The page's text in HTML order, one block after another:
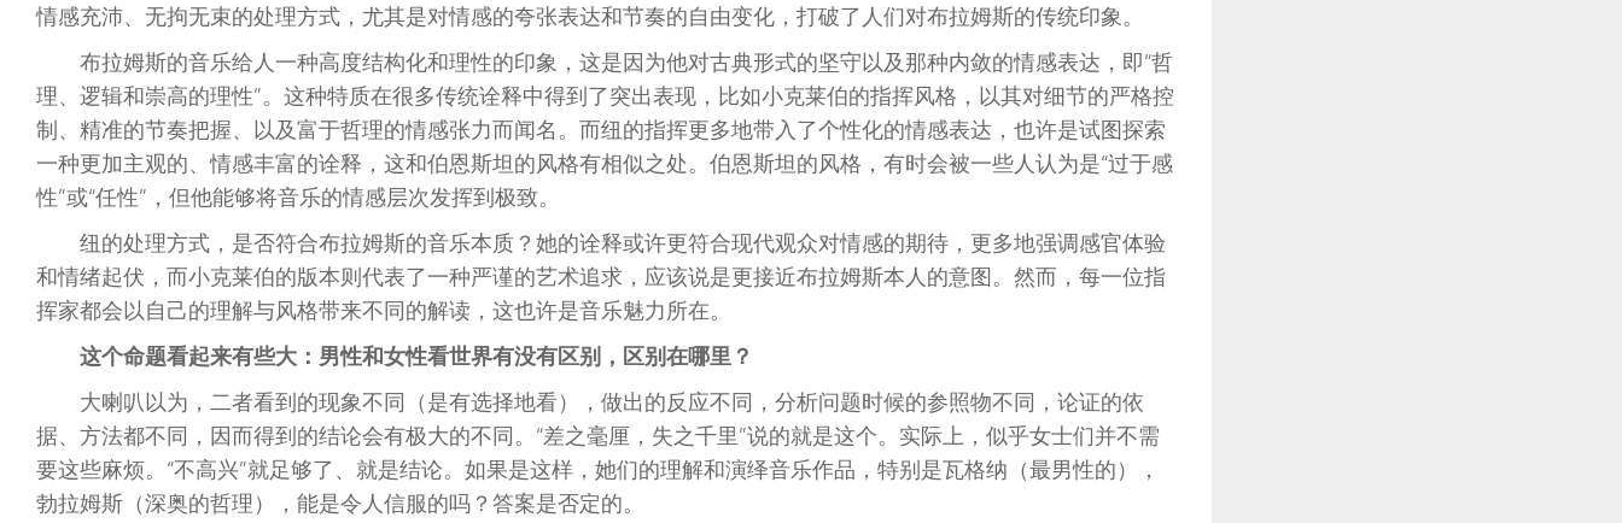
情感充沛、无拘无束的处理方式，尤其是对情感的夸张表达和节奏的自由变化，打破了人们对布拉姆斯的传统印象。
布拉姆斯的音乐给人一种高度结构化和理性的印象，这是因为他对古典形式的坚守以及那种内敛的情感表达，即“哲
理、逻辑和崇高的理性”。这种特质在很多传统诠释中得到了突出表现，比如小克莱伯的指挥风格，以其对细节的严格控
制、精准的节奏把握、以及富于哲理的情感张力而闻名。而纽的指挥更多地带入了个性化的情感表达，也许是试图探索
一种更加主观的、情感丰富的诠释，这和伯恩斯坦的风格有相似之处。伯恩斯坦的风格，有时会被一些人认为是“过于感
性”或“任性”，但他能够将音乐的情感层次发挥到极致。
纽的处理方式，是否符合布拉姆斯的音乐本质？她的诠释或许更符合现代观众对情感的期待，更多地强调感官体验
和情绪起伏，而小克莱伯的版本则代表了一种严谨的艺术追求，应该说是更接近布拉姆斯本人的意图。然而，每一位指
挥家都会以自己的理解与风格带来不同的解读，这也许是音乐魅力所在。
这个命题看起来有些大：男性和女性看世界有没有区别，区别在哪里？
大喇叭以为，二者看到的现象不同（是有选择地看），做出的反应不同，分析问题时候的参照物不同，论证的依
据、方法都不同，因而得到的结论会有极大的不同。“差之毫厘，失之千里”说的就是这个。实际上，似乎女士们并不需
要这些麻烦。“不高兴”就足够了、就是结论。如果是这样，她们的理解和演绎音乐作品，特别是瓦格纳（最男性的），
勃拉姆斯（深奥的哲理），能是令人信服的吗？答案是否定的。